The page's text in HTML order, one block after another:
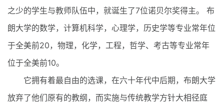
之少的学生与教师队伍中，就诞生了7位诺贝尔奖得主。 布
朗大学的数学，计算机科学，心理学，历史学等专业常年位
于全美前20，物理，化学，工程，哲学、考古等专业常年
位于全美前10。
它拥有着最自由的选课，在六十年代中后期，布朗大学
放弃了他们原有的教纲，而实施与传统教学方针大相径庭